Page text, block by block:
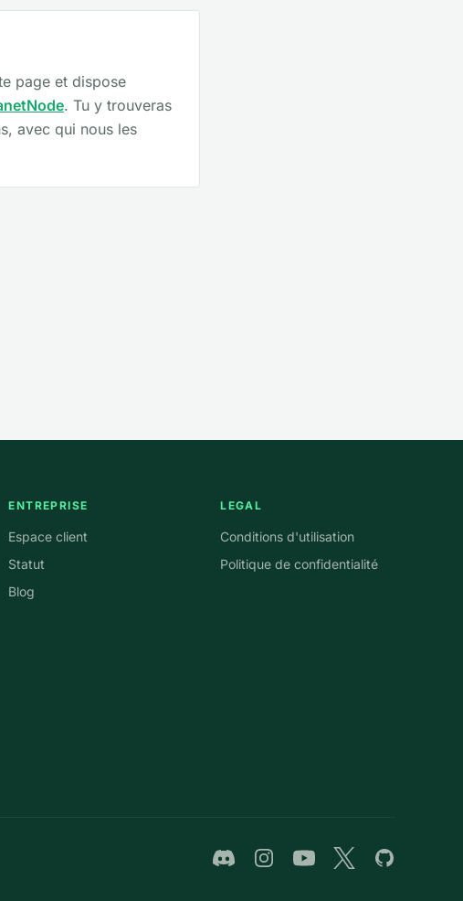
page et dispose
. Tu y trouveras
avec qui nous les
ENTREPRISE
Espace client
Statut
Blog
LEGAL
Conditions d'utilisation
Politique de confidentialité
DiscordInstagramYouTubeTwitterGitHub